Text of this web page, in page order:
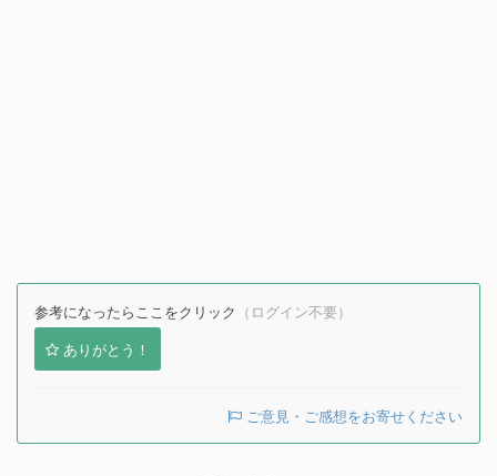
参考になったらここをクリック （ログイン不要）
ありがとう！
ご意見・ご感想をお寄せください